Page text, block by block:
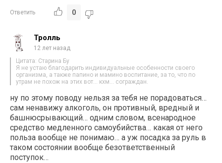
Ответить 0
Тролль
12 лет назад
Цитата: Старина Бу
Я не устаю благодарить индивидуальные особенности своего
организма, а также папино и мамино воспитание, за то, что по
утрам не похож на этих вот… кхм… сограждан.
ну по этому поводу нельзя за тебя не порадоваться…
сам ненавижу алкоголь, он противный, вредный и
башнюсрывающий… одним словом, всенародное
средство медленного самоубийства… какая от него
польза вообще не понимаю… а уж посадка за руль в
таком состоянии вообще безответственный
поступок…